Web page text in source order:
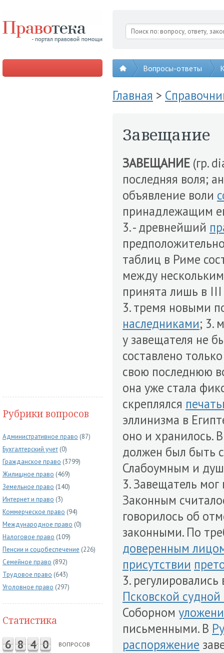
Вопросы-ответы
Рубрики вопросов
Административное право (87)
Бухгалтерский учет (0)
Гражданское право (3799)
Жилищное право (469)
Земельное право (140)
Интернет и право (3)
Коммерческое право (94)
Международное право (0)
Налоговое право (109)
Пенсии и соцобеспечение (226)
Семейное право (892)
Трудовое право (643)
Уголовное право (297)
Статистика
6 8 4 0 ВОПРОСОВ
Главная >
Завещание
ЗАВЕЩАНИЕ (гр.
последняя воля;
объявление воли
принадлежащим
3. - древнейший
таблиц в Риме
между
принята лишь в
3. тремя новыми
наследниками; 3.
у завещателя не
составлено
свою последнюю
она уже стала
скреплялся
эллинизма в
оно и хранилось.
должен был быть
Слабоумным и
3. Завещатель
Законным
говорилось об
законными. По
доверенным
присутствии
3.
Псковской
Соборном
письменными. В
распоряжение